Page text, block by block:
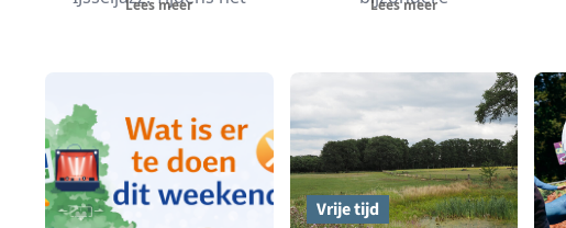
Lees meer Lees meer
Vrije tijd